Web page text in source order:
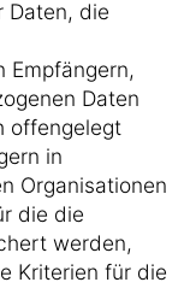
Daten, die
Empfängern,
Daten
offengelegt
in
Organisationen
die die
werden,
Kriterien für die